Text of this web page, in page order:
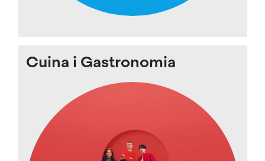
Cuina i Gastronomia